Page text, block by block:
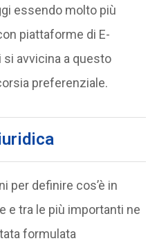
essendo molto più
piattaforme di E-
avvicina a questo
preferenziale.
per definire cos’è in
e tra le più importanti ne
formulata